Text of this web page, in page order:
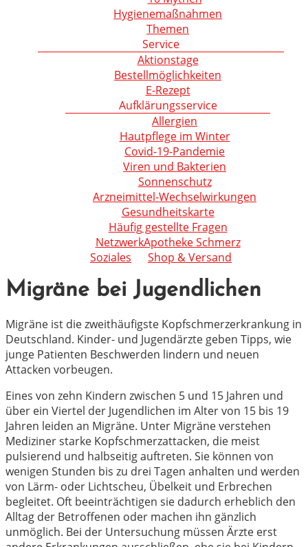
Hygienemaßnahmen
Themen
Service
Aktionstage
Bestellmöglichkeiten
E-Rezept
Aufklärungsservice
Allergien
Hautpflege im Winter
Covid-19-Pandemie
Viren und Bakterien
Sonnenschutz
Arzneimittel-Wechselwirkungen
Gesundheitskarte
Häufig gestellte Fragen
NetzwerkApotheke Schmerz
Soziales
Shop & Versand
Migräne bei Jugendlichen
Migräne ist die zweithäufigste Kopfschmerzerkrankung in
Deutschland. Kinder- und Jugendärzte geben Tipps, wie
junge Patienten Beschwerden lindern und neuen
Attacken vorbeugen.
Eines von zehn Kindern zwischen 5 und 15 Jahren und
über ein Viertel der Jugendlichen im Alter von 15 bis 19
Jahren leiden an Migräne. Unter Migräne verstehen
Mediziner starke Kopfschmerzattacken, die meist
pulsierend und halbseitig auftreten. Sie können von
wenigen Stunden bis zu drei Tagen anhalten und werden
von Lärm- oder Lichtscheu, Übelkeit und Erbrechen
begleitet. Oft beeinträchtigen sie dadurch erheblich den
Alltag der Betroffenen oder machen ihn gänzlich
unmöglich. Bei der Untersuchung müssen Ärzte erst